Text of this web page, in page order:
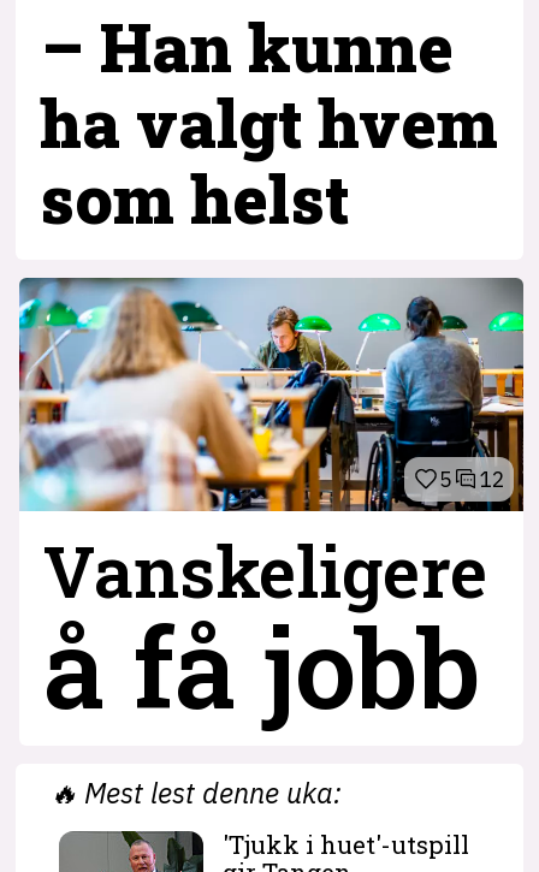
– Han kunne
ha valgt hvem
som helst
5 12
Vanskeligere
å få jobb
🔥 Mest lest denne uka:
'Tjukk i huet'-utspill